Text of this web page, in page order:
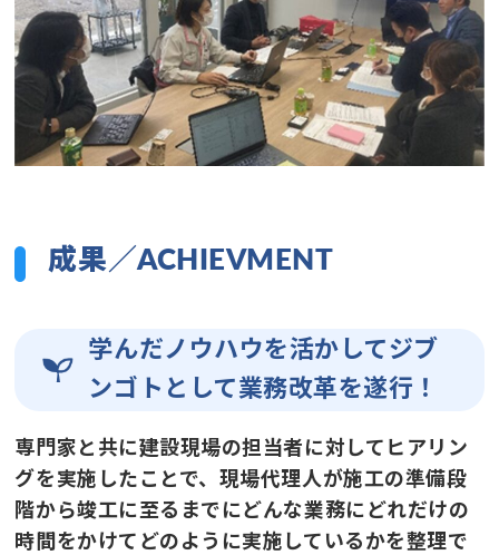
成果／ACHIEVMENT
学んだノウハウを活かしてジブ
ンゴトとして業務改革を遂行！
専門家と共に建設現場の担当者に対してヒアリン
グを実施したことで、現場代理人が施工の準備段
階から竣工に至るまでにどんな業務にどれだけの
時間をかけてどのように実施しているかを整理で